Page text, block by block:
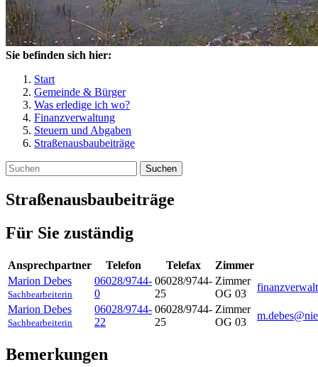
Sie befinden sich hier:
Start
Gemeinde & Bürger
Was erledige ich wo?
Finanzverwaltung
Steuern und Abgaben
Straßenausbaubeiträge
Suchen
Straßenausbaubeiträge
Für Sie zuständig
Ansprechpartner Telefon Telefax
Zimmer
Marion Debes
Sachbearbeiterin
06028/9744-
0
06028/9744-
25
Zimmer
OG 03
Marion Debes
Sachbearbeiterin
06028/9744-
22
06028/9744-
25
Zimmer
OG 03
Bemerkungen